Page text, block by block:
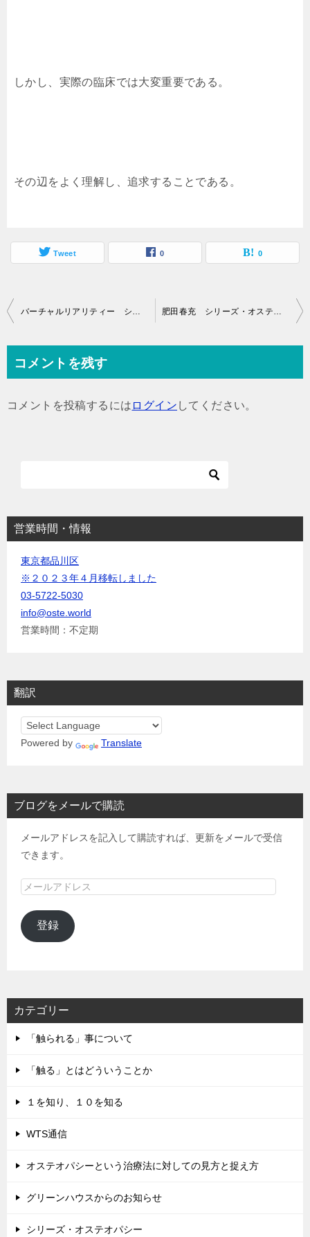
しかし、実際の臨床では大変重要である。
その辺をよく理解し、追求することである。
Tweet 0 0
投
ビ
バーチャルリアリティー シリーズ・オステオパシー 肥田春充 シリーズ・オステオパシー
コメントを残す
コメントを投稿するには ログイン してください。
営業時間・情報
東京都品川区
※２０２３年４月移転しました
03-5722-5030
info@oste.world
営業時間：不定期
翻訳
Powered by Translate
ブログをメールで購読
メールアドレスを記入して購読すれば、更新をメールで受信
できます。
メ
ル
ア
登録
カテゴリー
「触られる」事について
「触る」とはどういうことか
１を知り、１０を知る
WTS通信
オステオパシーという治療法に対しての見方と捉え方
グリーンハウスからのお知らせ
シリーズ・オステオパシー